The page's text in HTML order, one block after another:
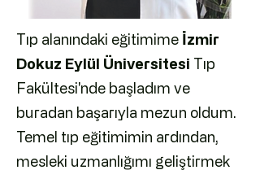
Tıp alanındaki eğitimime İzmir
Dokuz Eylül Üniversitesi Tıp
Fakültesi'nde başladım ve
buradan başarıyla mezun oldum.
Temel tıp eğitimimin ardından,
mesleki uzmanlığımı geliştirmek